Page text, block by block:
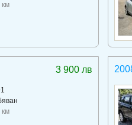
км
3 900 лв
км